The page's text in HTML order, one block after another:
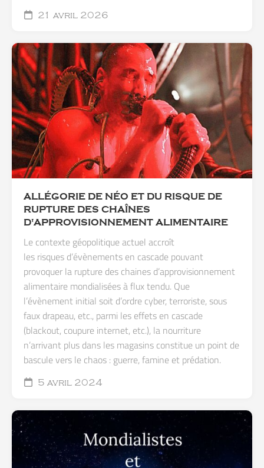
21 avril 2026
ALLÉGORIE DE NÉO ET DU RISQUE DE
RUPTURE DES CHAÎNES
D'APPROVISIONNEMENT ALIMENTAIRE
Le contexte géopolitique actuel accroît
les risques d’évènements en cascade pouvant
provoquer la rupture des chaines d’approvisionnement
alimentaire mondialisées à flux tendu. Que
l’évènement initial soit d’ordre cyber, terroriste, sous
faux drapeau, etc., parmi les effets en cascade
(blackout, coupure internet, etc.), la nourriture
n’arrivant plus dans les magasins constitue un point de
bascule vers le chaos : guerre, famine et prédation.
5 avril 2024